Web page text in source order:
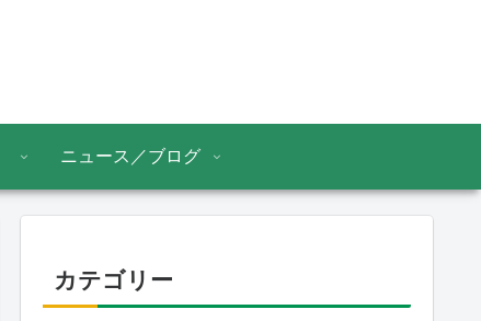
ニュース／ブログ
カテゴリー